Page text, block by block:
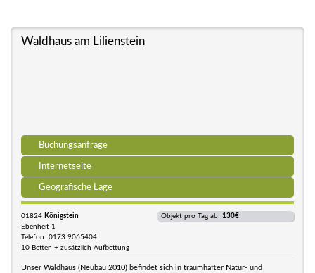
Waldhaus am Lilienstein
Buchungsanfrage
Internetseite
Geografische Lage
01824 Königstein
Ebenheit 1
Telefon: 0173 9065404
10 Betten + zusätzlich Aufbettung
Objekt pro Tag ab: 130€
Unser Waldhaus (Neubau 2010) befindet sich in traumhafter Natur- und